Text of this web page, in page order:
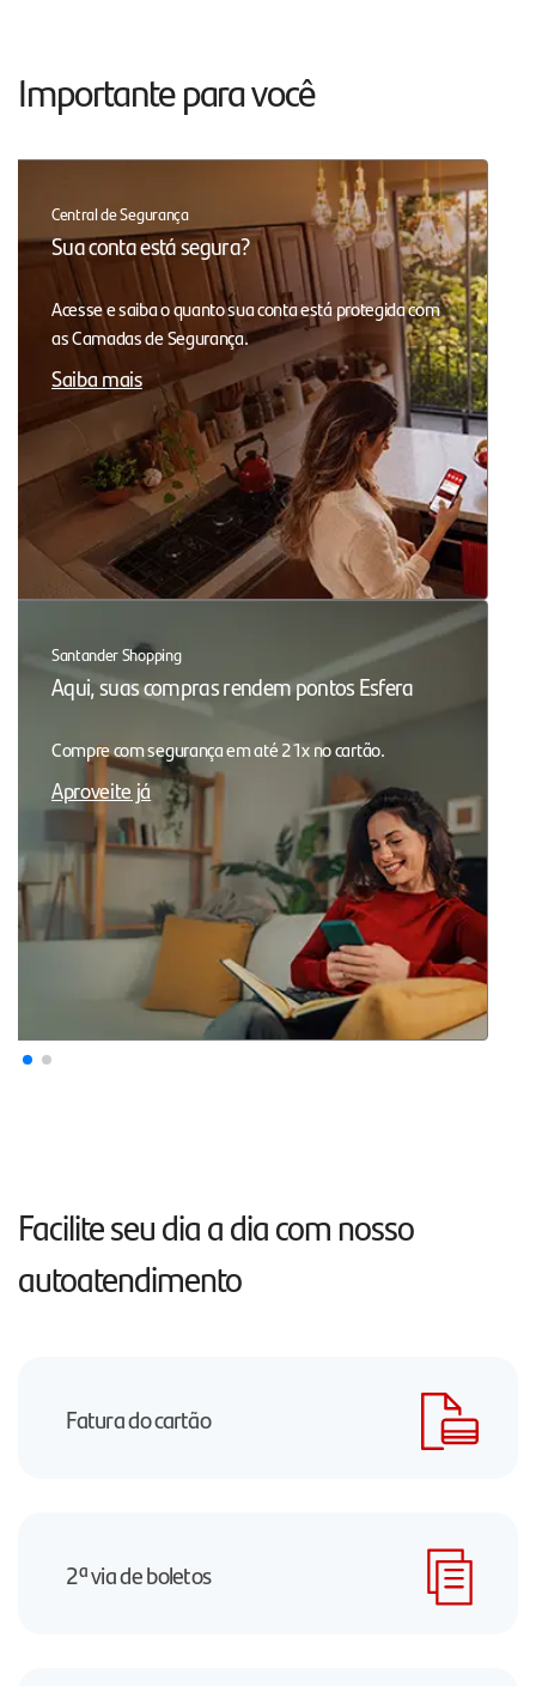
Importante para você
Central de Segurança
Sua conta está segura?
Acesse e saiba o quanto sua conta está protegida com
as Camadas de Segurança.
Saiba mais
Santander Shopping
Aqui, suas compras rendem pontos Esfera
Compre com segurança em até 21x no cartão.
Aproveite já
Facilite seu dia a dia com nosso
autoatendimento
Fatura do cartão
2ª via de boletos